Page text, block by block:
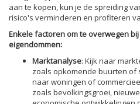
aan te kopen, kun je de spreiding
risico's verminderen en profiteren
Enkele factoren om te overwegen
eigendommen:
Marktanalyse: Kijk naar
zoals opkomende buurten of
naar woningen of
zoals bevolkingsgroei,